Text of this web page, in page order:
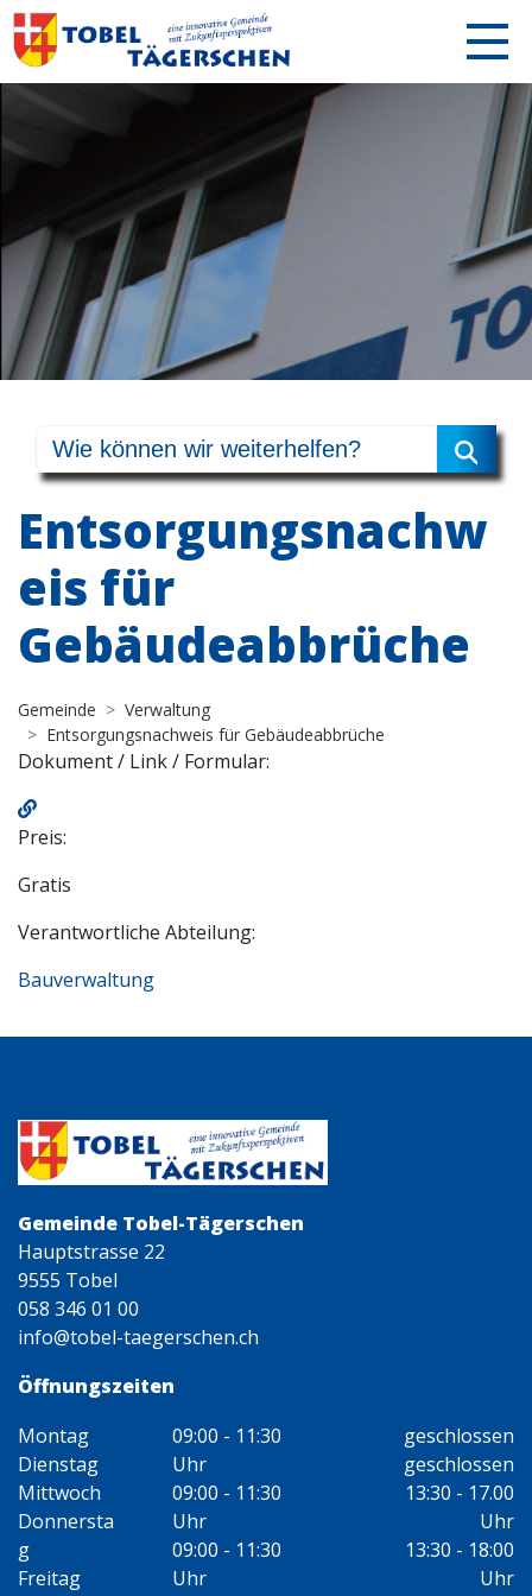
Entsorgungsnachw
eis für
Gebäudeabbrüche
Gemeinde
Verwaltung
Entsorgungsnachweis für Gebäudeabbrüche
Dokument / Link / Formular:
Preis:
Gratis
Verantwortliche Abteilung:
Bauverwaltung
Öffnungszeiten
Gemeinde Tobel-Tägerschen
Hauptstrasse 22
9555 Tobel
058 346 01 00
info@tobel-taegerschen.ch
Montag
Dienstag
Mittwoch
Donnersta
g
Freitag
09:00 - 11:30
Uhr
09:00 - 11:30
Uhr
09:00 - 11:30
Uhr
geschlossen
geschlossen
13:30 - 17.00
Uhr
13:30 - 18:00
Uhr